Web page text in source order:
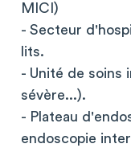
MICI)
- Secteur
lits.
- Unité de soins
sévère...).
- Plateau
endoscopie